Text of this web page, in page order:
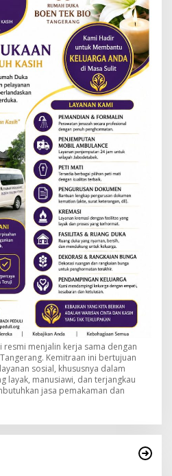
resmi menjalin kerja sama dengan
Kemitraan ini bertujuan
sosial, khususnya dalam
layak, manusiawi, dan terjangkau
jasa pemakaman dan